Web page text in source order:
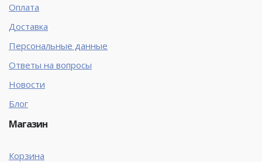
Оплата
Доставка
Персональные данные
Ответы на вопросы
Новости
Блог
Магазин
Корзина